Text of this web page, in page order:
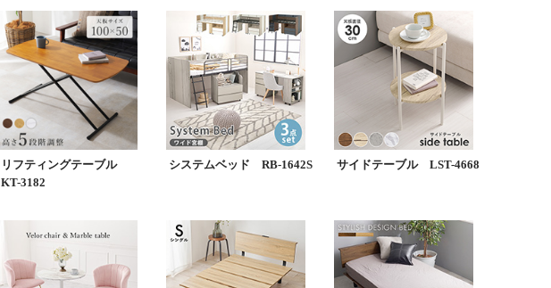
リフティングテーブル
KT-3182
システムベッド RB-1642S サイドテーブル LST-4668